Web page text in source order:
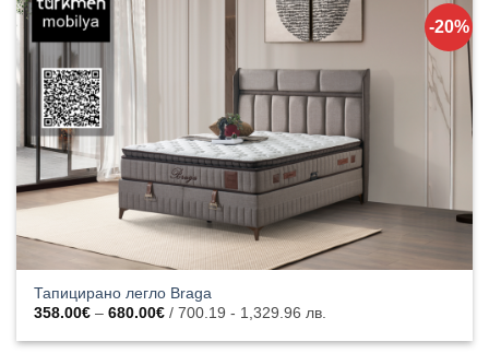
-20%
към
списъка с
харесани
продукти
Тапицирано легло Braga
358.00€ – 680.00€Price
358.00€
/ 700.19 - 1,329.96 лв.